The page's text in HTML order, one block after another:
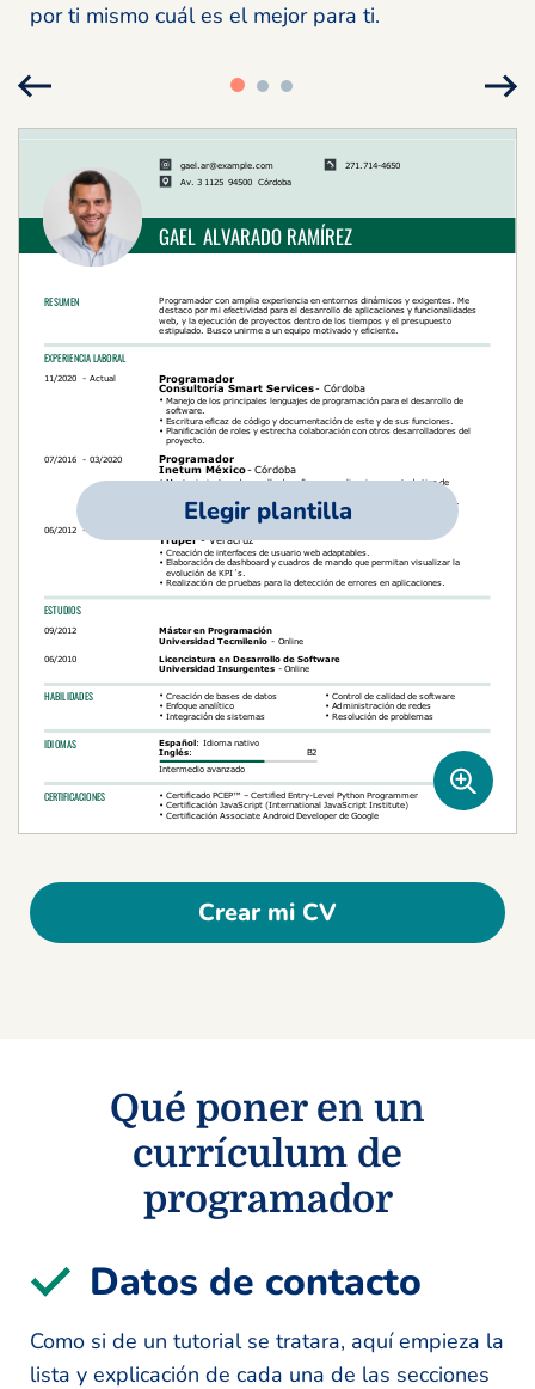
por ti mismo cuál es el mejor para ti.
Elegir plantilla
Crear mi CV
Qué poner en un
currículum de
programador
Datos de contacto
Como si de un tutorial se tratara, aquí empieza la
lista y explicación de cada una de las secciones